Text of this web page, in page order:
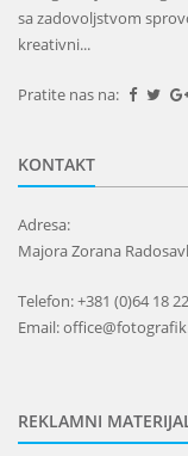
sa zadovoljstvom
kreativni...
Pratite nas na:
KONTAKT
Adresa:
Majora Zorana
Telefon: +381 (0)64 18
Email:
REKLAMNI